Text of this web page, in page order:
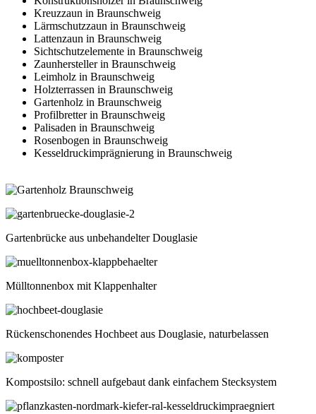
Kreuzzaun in Braunschweig
Lärmschutzzaun in Braunschweig
Lattenzaun in Braunschweig
Sichtschutzelemente in Braunschweig
Zaunhersteller in Braunschweig
Leimholz in Braunschweig
Holzterrassen in Braunschweig
Gartenholz in Braunschweig
Profilbretter in Braunschweig
Palisaden in Braunschweig
Rosenbogen in Braunschweig
Kesseldruckimprägnierung in Braunschweig
Gartenbrücke aus unbehandelter Douglasie
Mülltonnenbox mit Klappenhalter
Rückenschonendes Hochbeet aus Douglasie, naturbelassen
Kompostsilo: schnell aufgebaut dank einfachem Stecksystem